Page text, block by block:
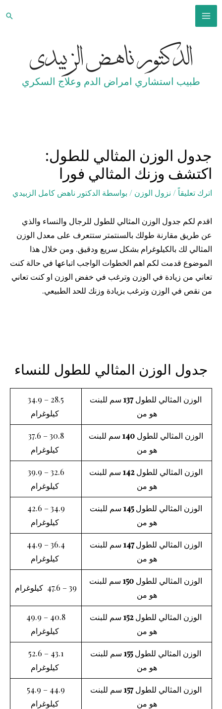
تخطي
MAIN
MENU
الدكتور ناهض الزبيدي
طبيب استشاري امراض الدم وعلاج السكري
جدول الوزن المثالي للطول:
اكتشف وزنك المثالي فورا
اترك تعليقاً/ نزول الوزن / بواسطة الدكتور ناهض كامل الزبيدي
اقدم لكم جدول الوزن المثالي للطول للرجال والنساء والذي
عن طريق مقارنة طولك بالسنتمتر ستتعرف على معدل الوزن
المثالي لك بالكيلوغرام بشكل سريع ودقيق. ومن خلال هذا
الموضوع قدمت لكم اهم الخطوات الواجب اتباعها في حالة كنت
تعاني من زيادة في الوزن وترغب في خفض الوزن او كنت تعاني
من نقص في الوزن وترغب بزيادة وزنك للحد الطبيعي.
جدول الوزن المثالي للطول للنساء
الوزن المثالي للطول137 سم للبنت
هو من
28.5 – 34.9
كيلوغرام
الوزن المثالي للطول140 سم للبنت
هو من
30.8 – 37.6
كيلوغرام
الوزن المثالي للطول142 سم للبنت
هو من
32.6 – 39.9
كيلوغرام
الوزن المثالي للطول145 سم للبنت
هو من
34.9 – 42.6
كيلوغرام
الوزن المثالي للطول147 سم للبنت
هو من
36.4 – 44.9
كيلوغرام
الوزن المثالي للطول 150 سم للبنت
هو من
39 – 47.6 كيلوغرام
الوزن المثالي للطول152 سم للبنت
هو من
40.8 – 49.9
كيلوغرام
الوزن المثالي للطول155 سم للبنت
هو من
43.1 – 52.6
كيلوغرام
الوزن المثالي للطول157 سم للبنت
هو من
44.9 – 54.9
كيلوغرام